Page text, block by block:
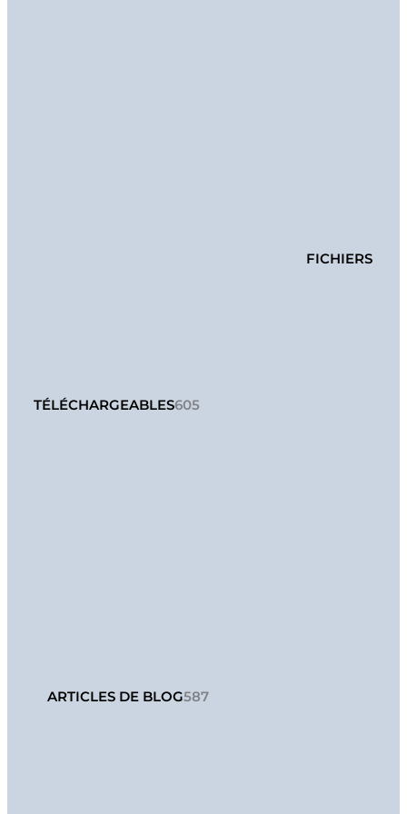
FICHIERS
TÉLÉCHARGEABLES605
ARTICLES DE BLOG587